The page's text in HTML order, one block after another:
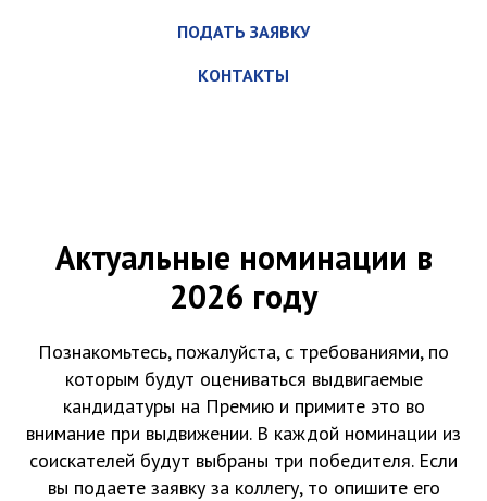
ПОДАТЬ ЗАЯВКУ
КОНТАКТЫ
Актуальные номинации в
2026 году
Познакомьтесь, пожалуйста, с требованиями, по
которым будут оцениваться выдвигаемые
кандидатуры на Премию и примите это во
внимание при выдвижении. В каждой номинации из
соискателей будут выбраны три победителя. Если
вы подаете заявку за коллегу, то опишите его